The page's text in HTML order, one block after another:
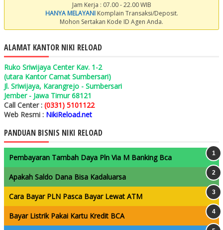
Jam Kerja : 07.00 - 22.00 WIB
HANYA MELAYANIKomplain Transaksi/Deposit.
Mohon Sertakan Kode ID Agen Anda.
ALAMAT KANTOR NIKI RELOAD
Ruko Sriwijaya Center Kav. 1-2
(utara Kantor Camat Sumbersari)
Jl. Sriwijaya, Karangrejo - Sumbersari
Jember - Jawa Timur 68121
Call Center : (0331) 5101122
Web Resmi : NikiReload.net
PANDUAN BISNIS NIKI RELOAD
Pembayaran Tambah Daya Pln Via M Banking Bca
Apakah Saldo Dana Bisa Kadaluarsa
Cara Bayar PLN Pasca Bayar Lewat ATM
Bayar Listrik Pakai Kartu Kredit BCA